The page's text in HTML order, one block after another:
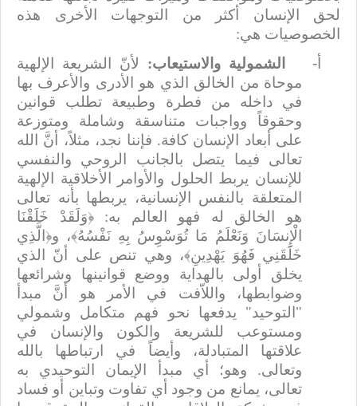
لحق الإنسان أكثر من التوجهات الأخرى هذه
الخصوصيات هي:
‌أ-
الشمولية والاستيعاب: لأنّ الشريعة الإلهية
موحاة من الخالق الذي هو الأدرى والأعرف بها
في داخله من فطرة وطبيعة تطلب قوانين
وحقوقاً وواجبات متناسقة وشاملة ومتوزعة
على أبعاد الإنسان كافة. فإننا نجد، مثلاً، أنَّ الله
تعالى فيما يتصل بالجانب الروحي والنفسي
للإنسان يربط الحلول والأوامر الأخلاقية الإلهية
المتعلقة بالنفس الإنسانية، يربطها بأنه تعالى
هو الخالق له فهو العالم به: ﴿وَلَقَدْ خَلَقْنَا
الْإِنسَانَ وَنَعْلَمُ مَا تُوَسْوِسُ بِهِ نَفْسُهُ﴾، و﴿الَّذِي
خَلَقَنِي فَهُوَ يَهْدِينِ﴾، وهي تنص على أنّ الذي
يخلق أولى بالهداية ووضع قوانينها وشرائعها
وضوابطها، واللاّفت في الأمر هو أنَّ مبدأ
"التوحيد" يدفعها نحو فهم متكامل وشمولي
ومستوعب للشريعة والكون والإنسان في
علاقتها المتبادلة، وأيضاً في ارتباطها بالله
وتعالى. وهو؛ أي مبدأ الإيمان التوحيدي به
تعالى، يمانع من وجود أي تفاوت وتباين أو فساد